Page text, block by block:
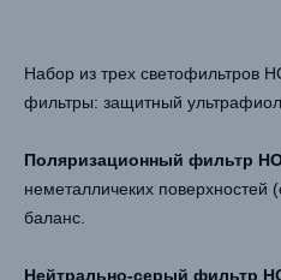
Осветительное
Фоторамки
Набор из трех светофильтров
фильтры: защитный
Поляризационный фильтр
неметалличеких поверхностей
баланс.
Нейтрально-серый фильтр